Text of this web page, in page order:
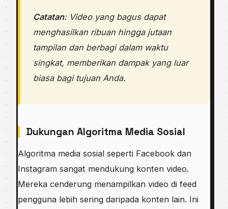
Catatan: Video yang bagus dapat
menghasilkan ribuan hingga jutaan
tampilan dan berbagi dalam waktu
singkat, memberikan dampak yang luar
biasa bagi tujuan Anda.
Dukungan Algoritma Media Sosial
Algoritma media sosial seperti Facebook dan
Instagram sangat mendukung konten video.
Mereka cenderung menampilkan video di feed
pengguna lebih sering daripada konten lain. Ini